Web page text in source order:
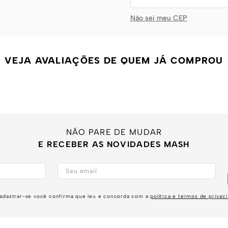
Não sei meu CEP
VEJA AVALIAÇÕES DE QUEM JÁ COMPROU
NÃO PARE DE MUDAR
E RECEBER AS NOVIDADES MASH
se você confirma que leu e concorda com apolítica e termos de